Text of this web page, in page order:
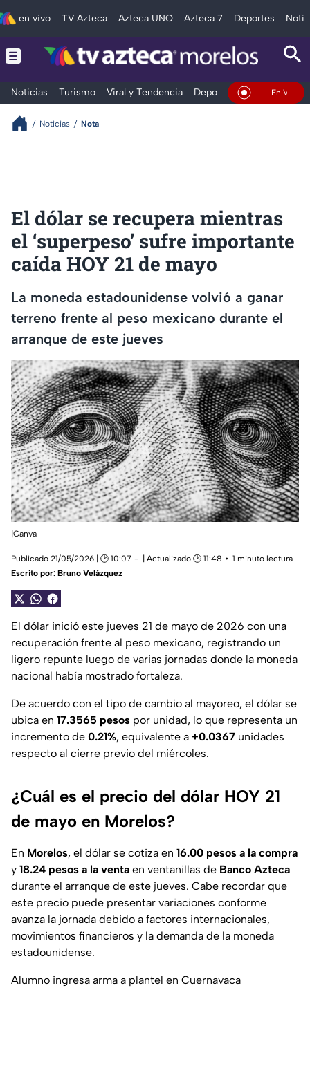
en vivo TV Azteca Azteca UNO Azteca 7 Deportes
Noticias Turismo Viral y Tendencia Deportes Espectáculos
En Vivo
Noticias Nota
El dólar se recupera mientras
el ‘superpeso’ sufre importante
caída HOY 21 de mayo
La moneda estadounidense volvió a ganar
terreno frente al peso mexicano durante el
arranque de este jueves
|Canva
Publicado 21/05/2026 | 🕑 10:07 | Actualizado 🕑 11:48
1 minuto lectura
Escrito por: Bruno Velázquez
El dólar inició este jueves 21 de mayo de 2026 con una
recuperación frente al peso mexicano, registrando un
ligero repunte luego de varias jornadas donde la moneda
nacional había mostrado fortaleza.
De acuerdo con el tipo de cambio al mayoreo, el dólar se
ubica en 17.3565 pesos por unidad, lo que representa un
incremento de 0.21%, equivalente a +0.0367 unidades
respecto al cierre previo del miércoles.
¿Cuál es el precio del dólar HOY 21
de mayo en Morelos?
En Morelos, el dólar se cotiza en 16.00 pesos a la compra
y 18.24 pesos a la venta en ventanillas de Banco Azteca
durante el arranque de este jueves. Cabe recordar que
este precio puede presentar variaciones conforme
avanza la jornada debido a factores internacionales,
movimientos financieros y la demanda de la moneda
estadounidense.
Alumno ingresa arma a plantel en Cuernavaca